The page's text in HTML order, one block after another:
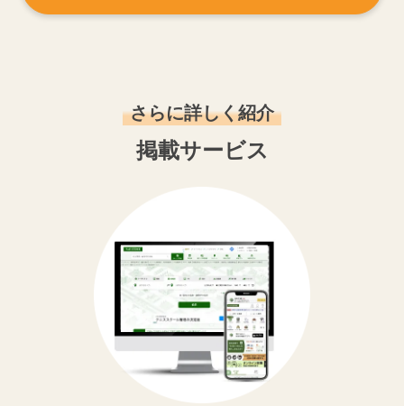
さらに詳しく紹介
掲載サービス